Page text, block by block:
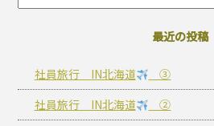
最近の投稿
社員旅行 IN北海道
③
社員旅行 IN北海道
②